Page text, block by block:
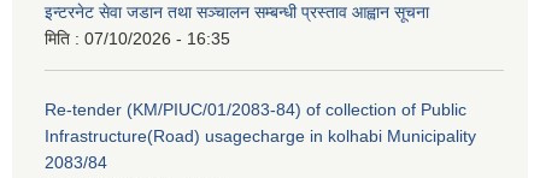
इन्टरनेट सेवा जडान तथा सञ्चालन सम्बन्धी प्रस्ताव आह्वान सूचना
मिति : 07/10/2026 - 16:35
Re-tender (KM/PIUC/01/2083-84) of collection of Public
Infrastructure(Road) usagecharge in kolhabi Municipality
2083/84